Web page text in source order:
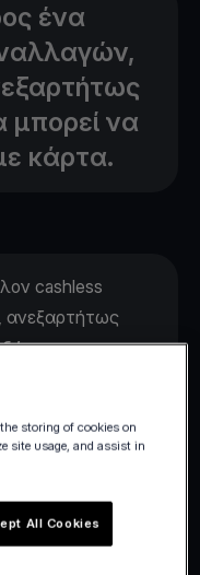
ένα
μπορεί να
κάρτα.
cashless
ανεξαρτήτως
POS
Έχουν κόστος
την
τους, ενώ
λειτουργήσουν.
storing of cookies on
site usage, and assist in
All Cookies